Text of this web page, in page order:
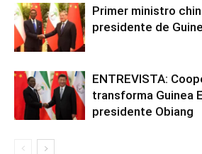
Primer ministro
presidente de
ENTREVISTA:
transforma Guinea
presidente Obiang